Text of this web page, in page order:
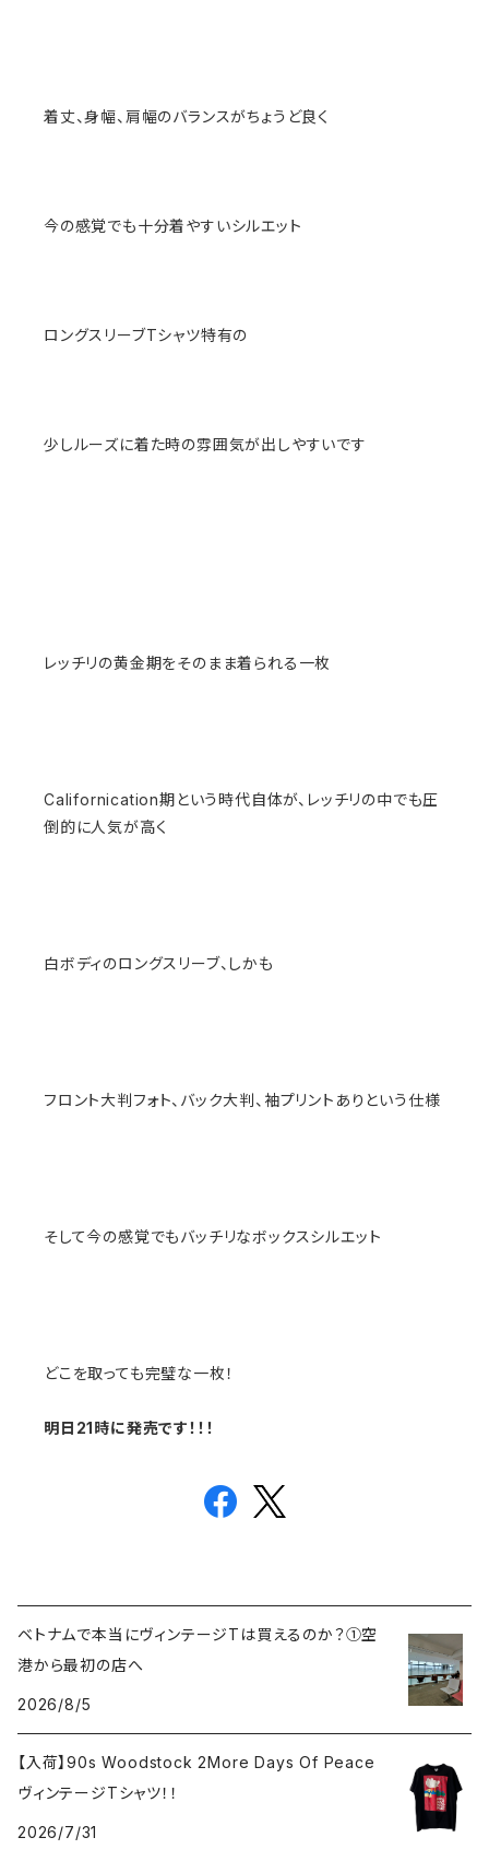
着丈、身幅、肩幅のバランスがちょうど良く
今の感覚でも十分着やすいシルエット
ロングスリーブTシャツ特有の
少しルーズに着た時の雰囲気が出しやすいです
レッチリの黄金期をそのまま着られる一枚
Californication期という時代自体が、レッチリの中でも圧
倒的に人気が高く
白ボディのロングスリーブ、しかも
フロント大判フォト、バック大判、袖プリントありという仕様
そして今の感覚でもバッチリなボックスシルエット
どこを取っても完璧な一枚！
明日21時に発売です！！！
ベトナムで本当にヴィンテージTは買えるのか？①空
港から最初の店へ
2026/8/5
【入荷】90s Woodstock 2More Days Of Peace
ヴィンテージTシャツ！！
2026/7/31